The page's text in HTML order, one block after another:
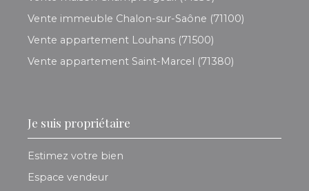
Vente immeuble Chalon-sur-Saône (71100)
Vente appartement Louhans (71500)
Vente appartement Saint-Marcel (71380)
Je suis propriétaire
Estimez votre bien
Espace vendeur